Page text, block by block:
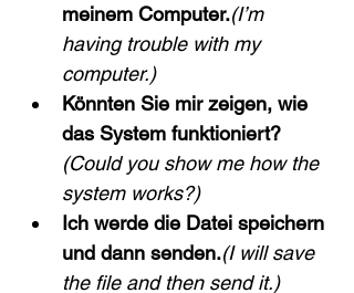
meinem Computer.(I’m
having trouble with my
computer.)
Könnten Sie mir zeigen, wie
das System funktioniert?
(Could you show me how the
system works?)
Ich werde die Datei speichern
und dann senden.(I will save
the file and then send it.)